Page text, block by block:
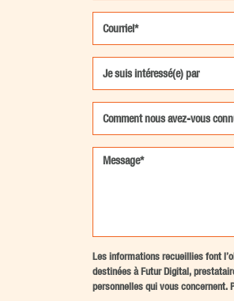
Les informations recueillies font
destinées à Futur Digital,
personnelles qui vous concernent.